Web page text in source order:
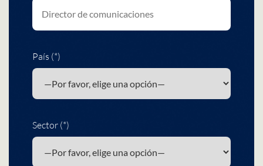
País (*)
Sector (*)